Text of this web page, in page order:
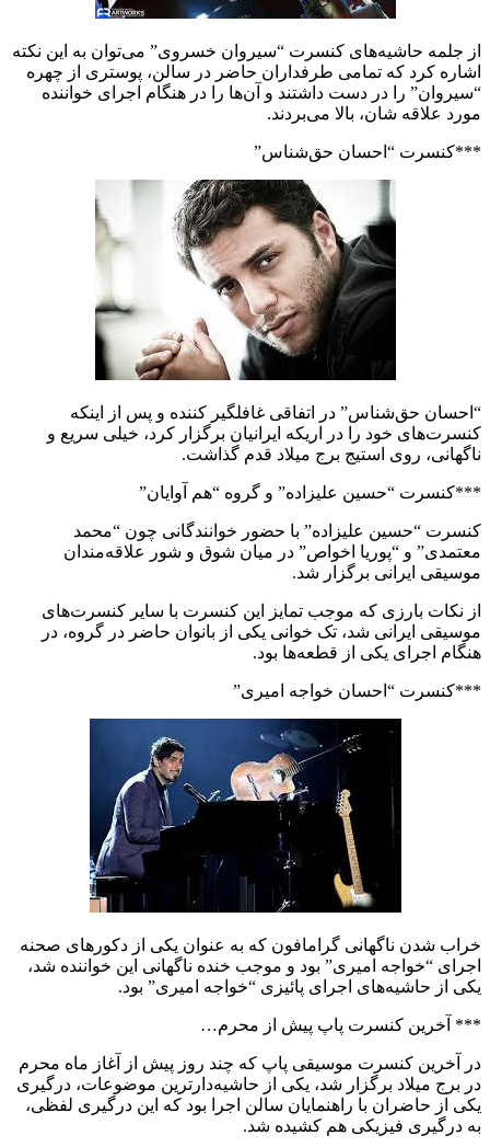
از جلمه حاشیه‌های کنسرت “سیروان خسروی” می‌توان به این نکته
اشاره کرد که تمامی طرفداران حاضر در سالن، پوستری از چهره
“سیروان” را در دست داشتند و آن‌ها را در هنگام اجرای خواننده
مورد علاقه شان، بالا می‌بردند.
***کنسرت “احسان حق‌شناس”
“احسان حق‌شناس” در اتفاقی غافلگیر کننده و پس از اینکه
کنسرت‌های خود را در اریکه ایرانیان برگزار کرد، خیلی سریع و
ناگهانی، روی استیج برج میلاد قدم گذاشت.
***کنسرت “حسین علیزاده” و گروه “هم آوایان”
کنسرت “حسین علیزاده” با حضور خوانندگانی چون “محمد
معتمدی” و “پوریا اخواص” در میان شوق و شور علاقه‌مندان
موسیقی ایرانی برگزار شد.
از نکات بارزی که موجب تمایز این کنسرت با سایر کنسرت‌های
موسیقی ایرانی شد، تک خوانی یکی از بانوان حاضر در گروه، در
هنگام اجرای یکی از قطعه‌ها بود.
***کنسرت “احسان خواجه امیری”
خراب شدن ناگهانی گرامافون که به عنوان یکی از دکورهای صحنه
اجرای “خواجه امیری” بود و موجب خنده ناگهانی این خواننده شد،
یکی از حاشیه‌های اجرای پائیزی “خواجه امیری” بود.
*** آخرین کنسرت پاپ پیش از محرم…
در آخرین کنسرت موسیقی پاپ که چند روز پیش از آغاز ماه محرم
در برج میلاد برگزار شد، یکی از حاشیه‌دارترین موضوعات، درگیری
یکی از حاضران با راهنمایان سالن اجرا بود که این درگیری لفظی،
به درگیری فیزیکی هم کشیده شد.